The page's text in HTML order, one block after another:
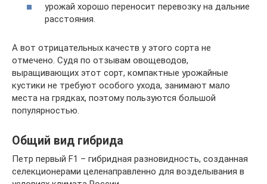
урожай хорошо переносит перевозку на дальние
расстояния.
А вот отрицательных качеств у этого сорта не
отмечено. Судя по отзывам овощеводов,
выращивающих этот сорт, компактные урожайные
кустики не требуют особого ухода, занимают мало
места на грядках, поэтому пользуются большой
популярностью.
Общий вид гибрида
Петр первый F1 – гибридная разновидность, созданная
селекционерами целенаправленно для возделывания в